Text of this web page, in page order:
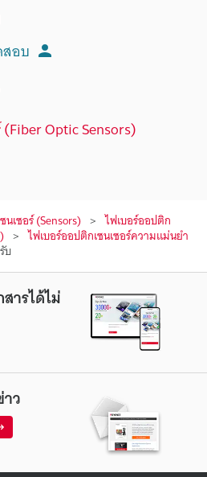
สอบ
Optic Sensors)
นเซอร์ (Sensors) ไฟเบอร์ออปติก
ไฟเบอร์ออปติกเซนเซอร์ความแม่นยำ
บ
ารได้ไม่
ว